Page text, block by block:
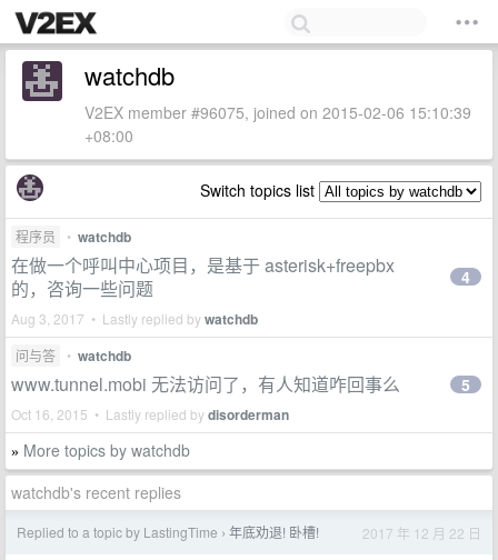
watchdb
V2EX member #96075, joined on 2015-02-06 15:10:39
+08:00
Switch topics list
程序员 • watchdb
在做一个呼叫中心项目，是基于 asterisk+freepbx
的，咨询一些问题
Aug 3, 2017 • Lastly replied bywatchdb
4
问与答 • watchdb
www.tunnel.mobi 无法访问了，有人知道咋回事么
Oct 16, 2015 • Lastly replied bydisorderman
5
» More topics by watchdb
watchdb's recent replies
Replied to a topic by LastingTime › 年底劝退! 卧槽! 2017 年 12 月 22 日